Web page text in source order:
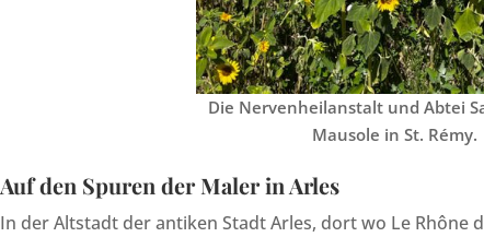
Die Nervenheilanstalt und Abtei
Mausole in St. Rémy.
Auf den Spuren der Maler in Arles
In der Altstadt der antiken Stadt Arles, dort wo Le Rhône